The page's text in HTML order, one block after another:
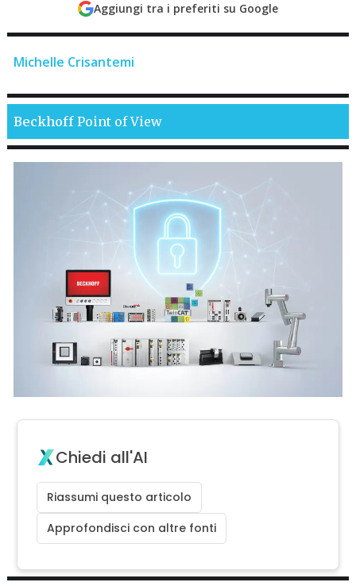
Aggiungi tra i preferiti su Google
Michelle Crisantemi
BeckhoffPoint of View
Chiedi all'AI
Riassumi questo articolo
Approfondisci con altre fonti